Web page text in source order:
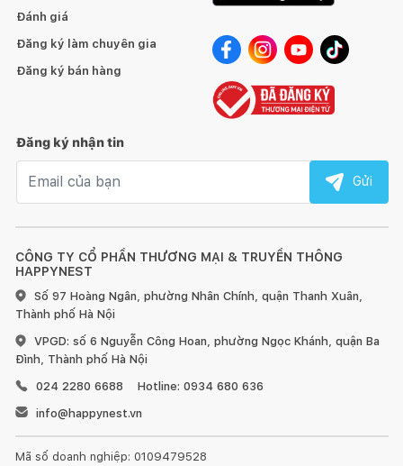
được đảm bảo bởi JYSK – Nhà cung cấp giải pháp trang trí và
nội thất phong cách Bắc Âu đến từ Đan Mạch. Tại JYSK có
nhiều sản phẩm gia dụng với đa dạng chủng loại, chất liệu, mẫu
mã để bạn có thể lựa chọn được sản phẩm phù hợp với nhu
vận hành ổn định, đội ngũ chăm sóc khách hàng chuyên
nghiệp, JYSK sẽ giúp bạn hài lòng và yên tâm khi mua sắm.
CÔNG TY CỔ PHẦN THƯƠNG MẠI & TRUYỀN THÔNG
HAPPYNEST
Số 97 Hoàng Ngân, phường Nhân Chính, quận Thanh Xuân,
Thành phố Hà Nội
VPGD: số 6 Nguyễn Công Hoan, phường Ngọc Khánh, quận Ba
Đình, Thành phố Hà Nội
024 2280 6688
Hotline: 0934 680 636
info@happynest.vn
Mã số doanh nghiệp: 0109479528
Đánh giá
Đăng ký làm chuyên gia
Đăng ký bán hàng
Đăng ký nhận tin
Gửi